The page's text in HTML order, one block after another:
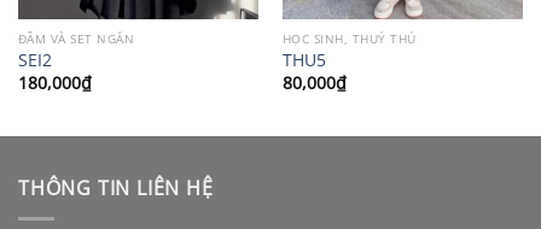
ĐẦM VÀ SET NGẮN
SEI2
180,000₫
HỌC SINH, THUỶ THỦ
THU5
80,000₫
THÔNG TIN LIÊN HỆ